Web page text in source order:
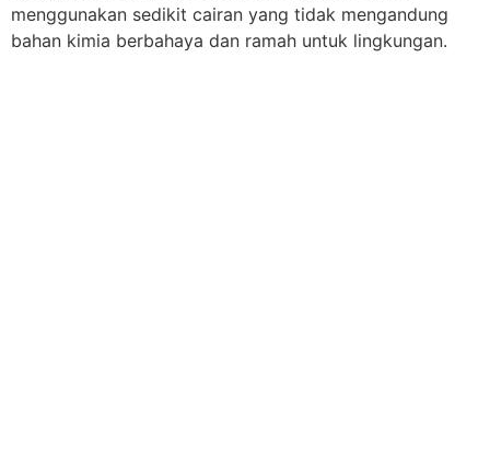
menggunakan sedikit cairan yang tidak mengandung
bahan kimia berbahaya dan ramah untuk lingkungan.